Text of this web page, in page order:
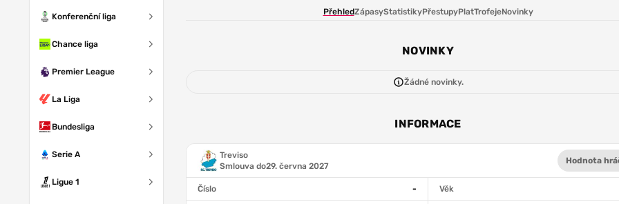
Konferenční liga
Chance liga
Premier League
La Liga
Bundesliga
Serie A
Ligue 1
PřehledZápasyStatistikyPřestupyPlatTrofejeNovinky
NOVINKY
Žádné novinky.
INFORMACE
Treviso
Smlouva do29. června 2027
Hodnota
Číslo - Věk